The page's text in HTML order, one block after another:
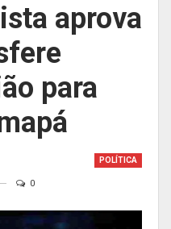
aprova
para
POLÍTICA
0